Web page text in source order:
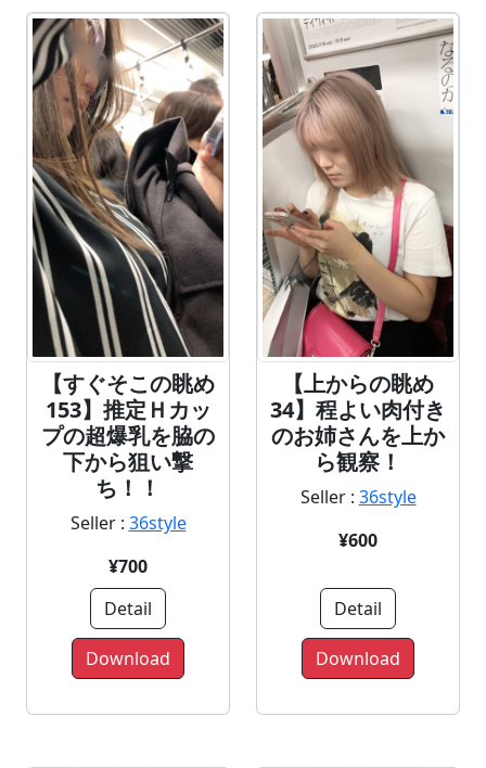
【すぐそこの眺め
153】推定Ｈカッ
プの超爆乳を脇の
下から狙い撃
ち！！
Seller : 36style
¥700
Detail
Download
【上からの眺め
34】程よい肉付き
のお姉さんを上か
ら観察！
Seller : 36style
¥600
Detail
Download